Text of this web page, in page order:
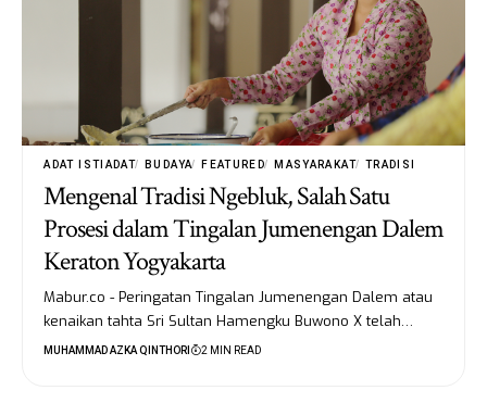
ADAT ISTIADAT BUDAYA FEATURED MASYARAKAT TRADISI
Mengenal Tradisi Ngebluk, Salah Satu
Prosesi dalam Tingalan Jumenengan Dalem
Keraton Yogyakarta
Mabur.co - Peringatan Tingalan Jumenengan Dalem atau
kenaikan tahta Sri Sultan Hamengku Buwono X telah…
MUHAMMAD AZKA QINTHORI 2 MIN READ